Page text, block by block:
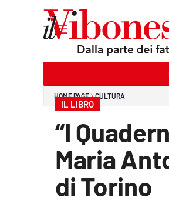
HOME PAGE CULTURA
IL LIBRO
“I
Maria
di Torino